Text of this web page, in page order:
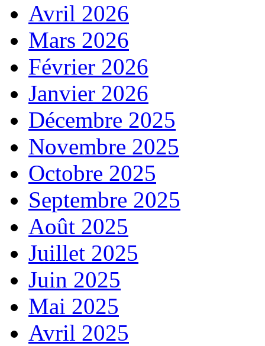
Avril 2026
Mars 2026
Février 2026
Janvier 2026
Décembre 2025
Novembre 2025
Octobre 2025
Septembre 2025
Août 2025
Juillet 2025
Juin 2025
Mai 2025
Avril 2025